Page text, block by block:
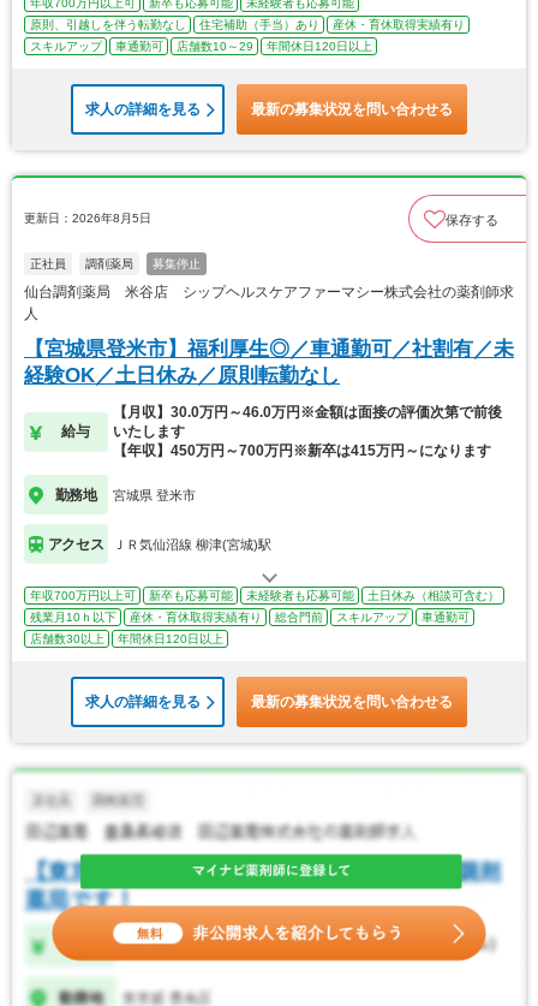
年収700万円以上可 新卒も応募可能
未経験者も応募可能
原則、引越しを伴う転勤なし
住宅補助（手当）あり
産休・育休取得実績有り
スキルアップ
車通勤可 店舗数10～29 年間休日120日以上
求人の詳細を見る 最新の募集状況を問い合わせる
更新日：2026年8月5日 保存する
正社員 調剤薬局 募集停止
仙台調剤薬局 米谷店 シップヘルスケアファーマシー株式会社の薬剤師求
人
【宮城県登米市】福利厚生◎／車通勤可／社割有／未
経験OK／土日休み／原則転勤なし
給与
【月収】30.0万円～46.0万円※金額は面接の評価次第で前後
いたします
【年収】450万円～700万円※新卒は415万円～になります
勤務地 宮城県 登米市
アクセス ＪＲ気仙沼線 柳津(宮城)駅
年収700万円以上可 新卒も応募可能 未経験者も応募可能
土日休み（相談可含む）
残業月10ｈ以下
産休・育休取得実績有り 総合門前 スキルアップ
車通勤可
店舗数30以上
年間休日120日以上
求人の詳細を見る 最新の募集状況を問い合わせる